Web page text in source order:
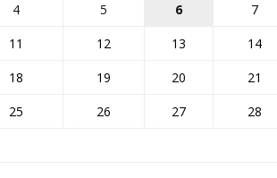
4 5 6 7
11 12 13 14
18 19 20 21
25 26 27 28